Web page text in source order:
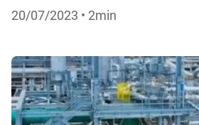
20/07/2023 • 2min